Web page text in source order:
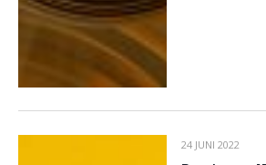
24 JUNI 2022